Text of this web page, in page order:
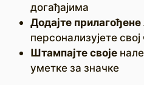
догађајима
Додајте прилагођене
персонализујете свој
Штампајте своје
уметке за значке